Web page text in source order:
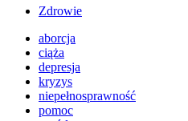
Zdrowie
aborcja
ciąża
depresja
kryzys
niepełnosprawność
pomoc